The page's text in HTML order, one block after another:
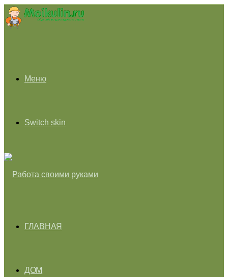
Меню
Switch skin
ГЛАВНАЯ
ДОМ